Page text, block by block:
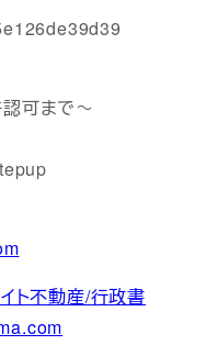
可まで～
ト不動産/行政書